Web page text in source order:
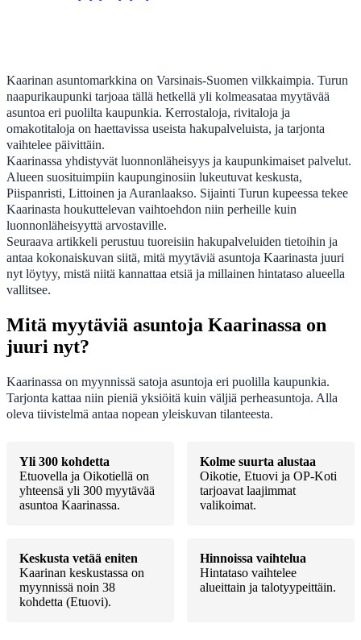
Kaarinan asuntomarkkina on Varsinais-Suomen vilkkaimpia. Turun
naapurikaupunki tarjoaa tällä hetkellä yli kolmeasataa myytävää
asuntoa eri puolilta kaupunkia. Kerrostaloja, rivitaloja ja
omakotitaloja on haettavissa useista hakupalveluista, ja tarjonta
vaihtelee päivittäin.
Kaarinassa yhdistyvät luonnonläheisyys ja kaupunkimaiset palvelut.
Alueen suosituimpiin kaupunginosiin lukeutuvat keskusta,
Piispanristi, Littoinen ja Auranlaakso. Sijainti Turun kupeessa tekee
Kaarinasta houkuttelevan vaihtoehdon niin perheille kuin
luonnonläheisyyttä arvostaville.
Seuraava artikkeli perustuu tuoreisiin hakupalveluiden tietoihin ja
antaa kokonaiskuvan siitä, mitä myytäviä asuntoja Kaarinasta juuri
nyt löytyy, mistä niitä kannattaa etsiä ja millainen hintataso alueella
vallitsee.
Mitä myytäviä asuntoja Kaarinassa on
juuri nyt?
Kaarinassa on myynnissä satoja asuntoja eri puolilla kaupunkia.
Tarjonta kattaa niin pieniä yksiöitä kuin väljiä perheasuntoja. Alla
oleva tiivistelmä antaa nopean yleiskuvan tilanteesta.
Yli 300 kohdetta
Etuovella ja Oikotiellä on
yhteensä yli 300 myytävää
asuntoa Kaarinassa.
Kolme suurta alustaa
Oikotie, Etuovi ja OP-Koti
tarjoavat laajimmat
valikoimat.
Keskusta vetää eniten
Kaarinan keskustassa on
myynnissä noin 38
kohdetta (Etuovi).
Hinnoissa vaihtelua
Hintataso vaihtelee
alueittain ja talotyypeittäin.